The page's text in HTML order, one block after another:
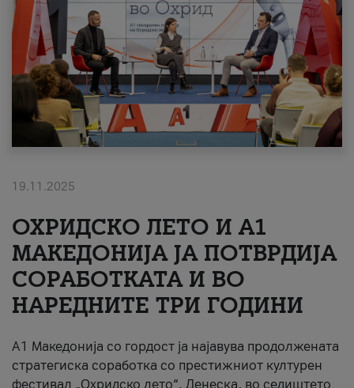
Приватни Деловни
Поддршка
Надополни кредит
#ПодобарОнлајн
19.11.2025
ОХРИДСКО ЛЕТО И A1
МАКЕДОНИЈА ЈА ПОТВРДИЈА
СОРАБОТКАТА И ВО
НАРЕДНИТЕ ТРИ ГОДИНИ
A1 Македонија со гордост ја најавува продолжената
стратегиска соработка со престижниот културен
фестивал „Охридско лето“. Денеска, во седиштето